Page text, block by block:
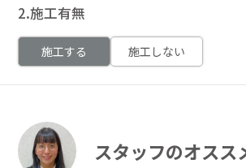
2.施工有無
施工する 施工しない
スタッフのオスス